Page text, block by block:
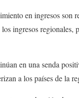
en ingresos son
ingresos
en una senda
a los países de la